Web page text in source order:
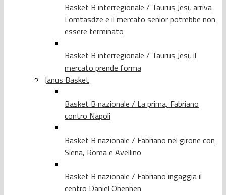
Basket B interregionale / Taurus Jesi, arriva
Lomtasdze e il mercato senior potrebbe non
essere terminato
Basket B interregionale / Taurus Jesi, il
mercato prende forma
Janus Basket
Basket B nazionale / La prima, Fabriano
contro Napoli
Basket B nazionale / Fabriano nel girone con
Siena, Roma e Avellino
Basket B nazionale / Fabriano ingaggia il
centro Daniel Ohenhen